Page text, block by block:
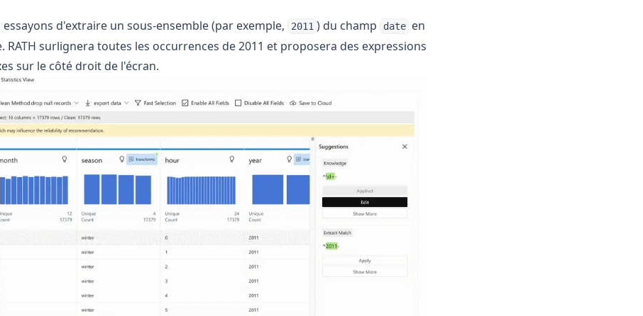
essayons d'extraire un sous-ensemble (par exemple, 2011 ) du champ date en
RATH surlignera toutes les occurrences de 2011 et proposera des expressions
sur le côté droit de l'écran.